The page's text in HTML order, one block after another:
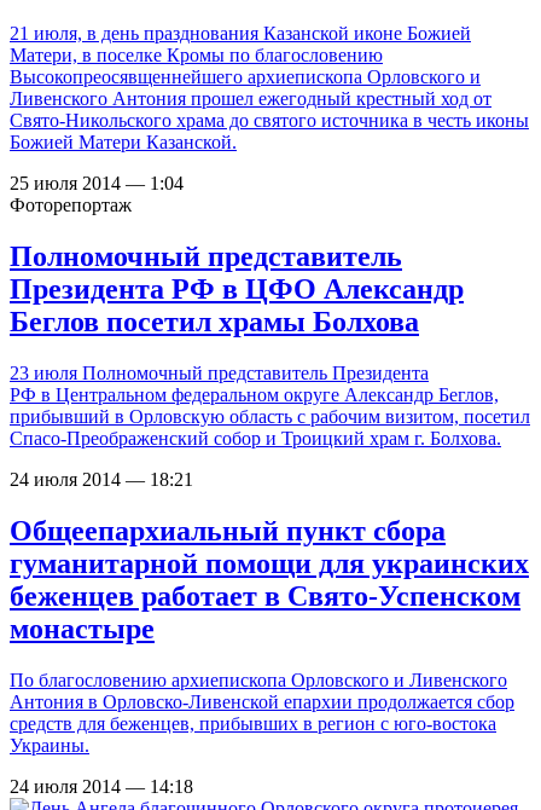
21 июля, в день празднования Казанской иконе Божией
Матери, в поселке Кромы по благословению
Высокопреосявщеннейшего архиепископа Орловского и
Ливенского Антония прошел ежегодный крестный ход от
Свято-Никольского храма до святого источника в честь иконы
Божией Матери Казанской.
25 июля 2014 — 1:04
Фоторепортаж
Полномочный представитель
Президента РФ в ЦФО Александр
Беглов посетил храмы Болхова
23 июля Полномочный представитель Президента
РФ в Центральном федеральном округе Александр Беглов,
прибывший в Орловскую область с рабочим визитом, посетил
Спасо-Преображенский собор и Троицкий храм г. Болхова.
24 июля 2014 — 18:21
Общеепархиальный пункт сбора
гуманитарной помощи для украинских
беженцев работает в Свято-Успенском
монастыре
По благословению архиепископа Орловского и Ливенского
Антония в Орловско-Ливенской епархии продолжается сбор
средств для беженцев, прибывших в регион с юго-востока
Украины.
24 июля 2014 — 14:18